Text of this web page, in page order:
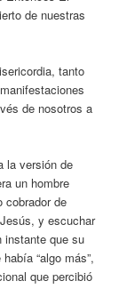
de nuestras
tanto
de nosotros a
la versión de
un hombre
cobrador de
y escuchar
instante que su
“algo más”,
que percibió